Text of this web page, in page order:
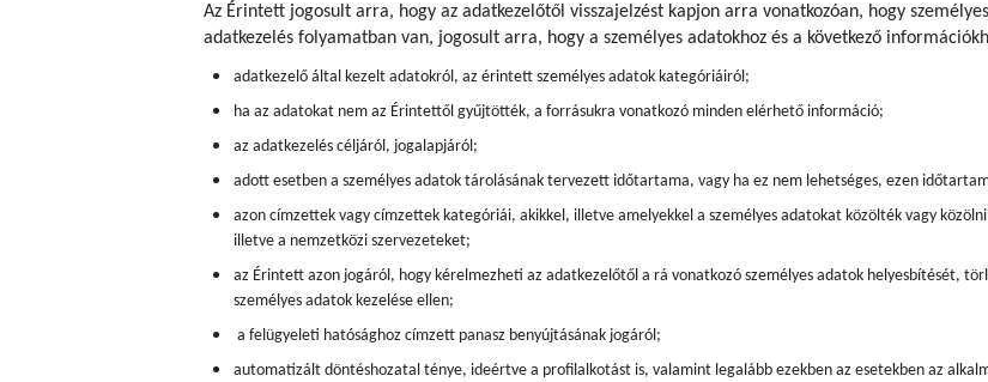
Az Érintett jogosult arra, hogy az adatkezelőtől visszajelzést kapjon arra vonatkozóan, hogy
adatkezelés folyamatban van, jogosult arra, hogy a személyes adatokhoz és a következő
adatkezelő által kezelt adatokról, az érintett személyes adatok kategóriáiról;
ha az adatokat nem az Érintettől gyűjtötték, a forrásukra vonatkozó minden elérhető információ;
az adatkezelés céljáról, jogalapjáról;
adott esetben a személyes adatok tárolásának tervezett időtartama, vagy ha ez nem lehetséges, ezen
azon címzettek vagy címzettek kategóriái, akikkel, illetve amelyekkel a személyes adatokat közölték vagy
illetve a nemzetközi szervezeteket;
az Érintett azon jogáról, hogy kérelmezheti az adatkezelőtől a rá vonatkozó személyes adatok helyesbítését,
személyes adatok kezelése ellen;
a felügyeleti hatósághoz címzett panasz benyújtásának jogáról;
automatizált döntéshozatal ténye, ideértve a profilalkotást is, valamint legalább ezekben az esetekben az